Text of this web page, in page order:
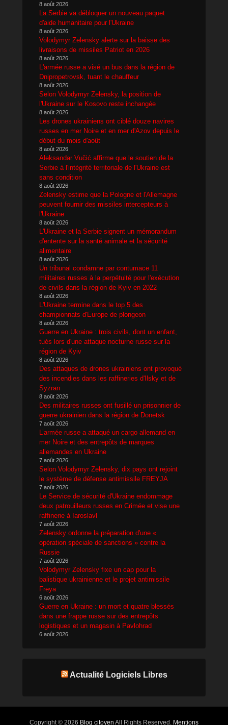
8 août 2026
La Serbie va débloquer un nouveau paquet
d'aide humanitaire pour l'Ukraine
8 août 2026
Volodymyr Zelensky alerte sur la baisse des
livraisons de missiles Patriot en 2026
8 août 2026
L'armée russe a visé un bus dans la région de
Dnipropetrovsk, tuant le chauffeur
8 août 2026
Selon Volodymyr Zelensky, la position de
l'Ukraine sur le Kosovo reste inchangée
8 août 2026
Les drones ukrainiens ont ciblé douze navires
russes en mer Noire et en mer d'Azov depuis le
début du mois d'août
8 août 2026
Aleksandar Vučić affirme que le soutien de la
Serbie à l'intégrité territoriale de l'Ukraine est
sans condition
8 août 2026
Zelensky estime que la Pologne et l'Allemagne
peuvent fournir des missiles intercepteurs à
l'Ukraine
8 août 2026
L'Ukraine et la Serbie signent un mémorandum
d'entente sur la santé animale et la sécurité
alimentaire
8 août 2026
Un tribunal condamne par contumace 11
militaires russes à la perpétuité pour l'exécution
de civils dans la région de Kyiv en 2022
8 août 2026
L'Ukraine termine dans le top 5 des
championnats d'Europe de plongeon
8 août 2026
Guerre en Ukraine : trois civils, dont un enfant,
tués lors d'une attaque nocturne russe sur la
région de Kyiv
8 août 2026
Des attaques de drones ukrainiens ont provoqué
des incendies dans les raffineries d'Ilsky et de
Syzran
8 août 2026
Des militaires russes ont fusillé un prisonnier de
guerre ukrainien dans la région de Donetsk
7 août 2026
L’armée russe a attaqué un cargo allemand en
mer Noire et des entrepôts de marques
allemandes en Ukraine
7 août 2026
Selon Volodymyr Zelensky, dix pays ont rejoint
le système de défense antimissile FREYJA
7 août 2026
Le Service de sécurité d'Ukraine endommage
deux patrouilleurs russes en Crimée et vise une
raffinerie à Iaroslavl
7 août 2026
Zelensky ordonne la préparation d'une «
opération spéciale de sanctions » contre la
Russie
7 août 2026
Volodymyr Zelensky fixe un cap pour la
balistique ukrainienne et le projet antimissile
Freya
6 août 2026
Guerre en Ukraine : un mort et quatre blessés
dans une frappe russe sur des entrepôts
logistiques et un magasin à Pavlohrad
6 août 2026
Actualité Logiciels Libres
Copyright © 2026 Blog citoyen All Rights Reserved. Mentions